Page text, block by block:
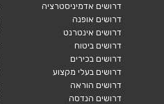
דרושים אדמיניסטרציה
דרושים אופנה
דרושים אינטרנט
דרושים ביטוח
דרושים בכירים
דרושים בעלי מקצוע
דרושים הוראה
דרושים הנדסה